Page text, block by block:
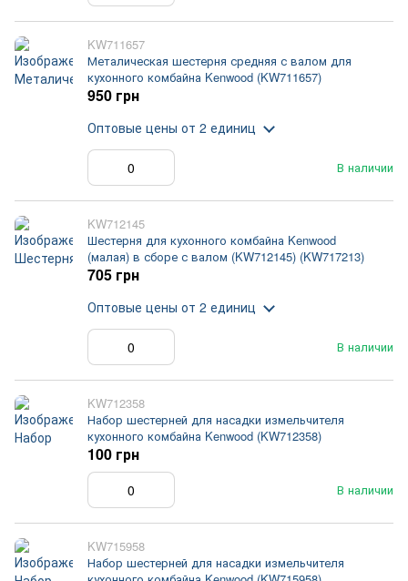
KW711657
Металическая шестерня средняя с валом для
кухонного комбайна Kenwood (KW711657)
В наличии
950 грн
Оптовые цены от 2 единиц
KW712145
Шестерня для кухонного комбайна Kenwood
(малая) в сборе с валом (KW712145) (KW717213)
В наличии
705 грн
Оптовые цены от 2 единиц
KW712358
Набор шестерней для насадки измельчителя
кухонного комбайна Kenwood (KW712358)
В наличии
100 грн
KW715958
Набор шестерней для насадки измельчителя